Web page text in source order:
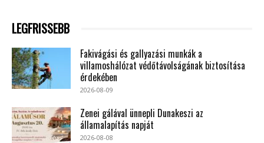
LEGFRISSEBB
Fakivágási és gallyazási munkák a
villamoshálózat védőtávolságának biztosítása
érdekében
2026-08-09
Zenei gálával ünnepli Dunakeszi az
államalapítás napját
2026-08-08